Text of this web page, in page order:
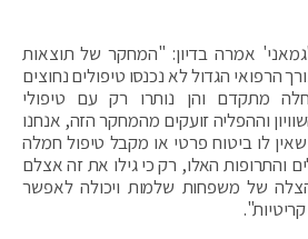
אמרה בדיון: "המחקר של תוצאות
הרפואי הגדול לא נכנסו טיפולים נחוצים
מתקדם והן נותרו רק עם טיפולי
וההפליה זועקים מהמחקר הזה, אנחנו
לו ביטוח פרטי או מקבל טיפול חמלה
והתרופות האלו, רק כי גילו את זה אצלם
של משפחות שלמות ויכולה לאפשר